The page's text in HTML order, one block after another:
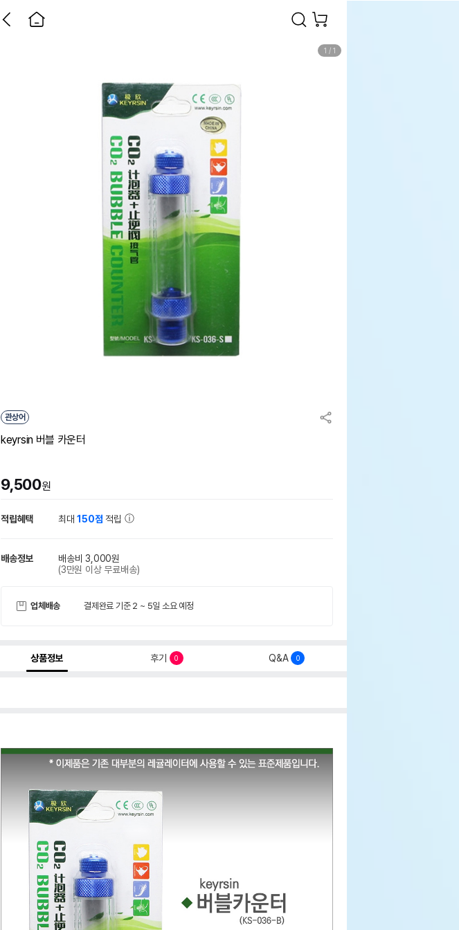
1 / 1
관상어
keyrsin 버블 카운터
9,500원
적립혜택 최대150점 적립
배송정보
배송비 3,000원
(3만원 이상 무료배송)
업체배송 결제완료 기준 2 ~ 5일 소요 예정
상품정보 후기 0 Q&A 0